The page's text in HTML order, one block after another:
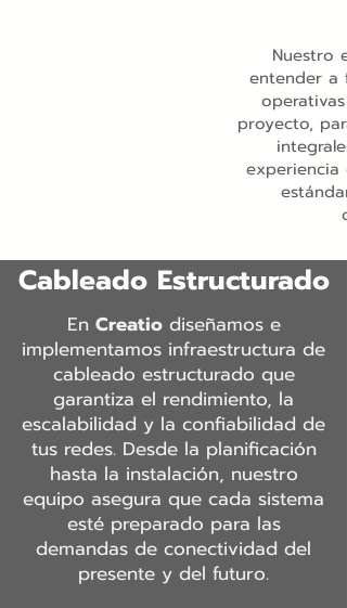
Nuestro
entender a
proyecto,
experiencia
Cableado Estructurado
En Creatio diseñamos e
implementamos infraestructura de
cableado estructurado que
garantiza el rendimiento, la
escalabilidad y la confiabilidad de
tus redes. Desde la planificación
hasta la instalación, nuestro
equipo asegura que cada sistema
esté preparado para las
demandas de conectividad del
presente y del futuro.